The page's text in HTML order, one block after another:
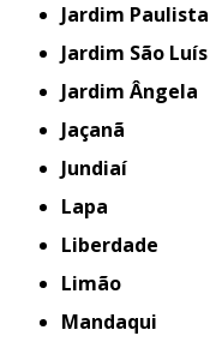
Jardim Paulista
Jardim São Luís
Jardim Ângela
Jaçanã
Jundiaí
Lapa
Liberdade
Limão
Mandaqui